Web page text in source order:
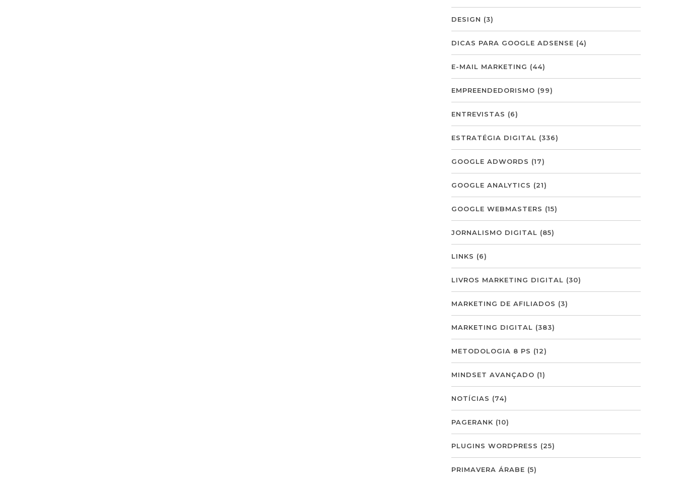
DESIGN (3)
DICAS PARA GOOGLE ADSENSE (4)
E-MAIL MARKETING (44)
EMPREENDEDORISMO (99)
ENTREVISTAS (6)
ESTRATÉGIA DIGITAL (336)
GOOGLE ADWORDS (17)
GOOGLE ANALYTICS (21)
GOOGLE WEBMASTERS (15)
JORNALISMO DIGITAL (85)
LINKS (6)
LIVROS MARKETING DIGITAL (30)
MARKETING DE AFILIADOS (3)
MARKETING DIGITAL (383)
METODOLOGIA 8 PS (12)
MINDSET AVANÇADO (1)
NOTÍCIAS (74)
PAGERANK (10)
PLUGINS WORDPRESS (25)
PRIMAVERA ÁRABE (5)